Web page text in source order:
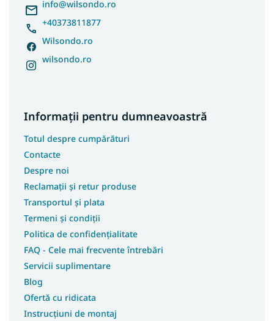
info@wilsondo.ro
+40373811877
Wilsondo.ro
wilsondo.ro
Informații pentru dumneavoastră
Totul despre cumpărături
Contacte
Despre noi
Reclamații și retur produse
Transportul și plata
Termeni și condiții
Politica de confidențialitate
FAQ - Cele mai frecvente întrebări
Servicii suplimentare
Blog
Ofertă cu ridicata
Instrucțiuni de montaj